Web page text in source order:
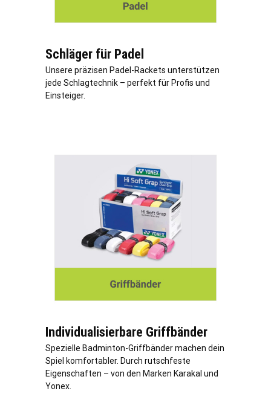
Schläger für Padel
Unsere präzisen Padel-Rackets unterstützen
jede Schlagtechnik – perfekt für Profis und
Einsteiger.
Individualisierbare Griffbänder
Spezielle Badminton-Griffbänder machen dein
Spiel komfortabler. Durch rutschfeste
Eigenschaften – von den Marken Karakal und
Yonex.